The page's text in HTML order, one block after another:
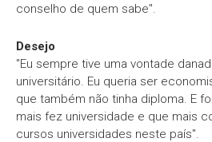
conselho de quem sabe".
Desejo
"Eu sempre tive uma vontade
universitário. Eu queria ser
que também não tinha diploma. E
mais fez universidade e que mais
cursos universidades neste país".